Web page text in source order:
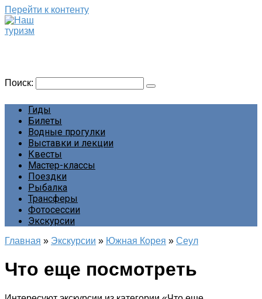
Перейти к контенту
Поиск:
Гиды
Билеты
Водные прогулки
Выставки и лекции
Квесты
Мастер-классы
Поездки
Рыбалка
Трансферы
Фотосессии
Экскурсии
Главная » Экскурсии » Южная Корея » Сеул
Что еще посмотреть